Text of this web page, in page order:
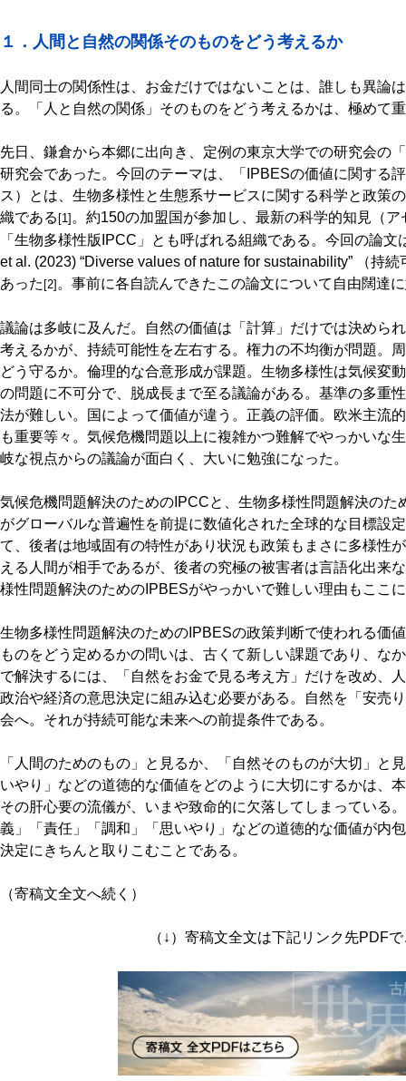
１．人間と自然の関係そのものをどう考えるか
人間同士の関係性は、お金だけではないことは、誰しも異論
る。「人と自然の関係」そのものをどう考えるかは、極めて
先日、鎌倉から本郷に出向き、定例の東京大学での研究会の
研究会であった。今回のテーマは、「IPBESの価値に関する
ス）とは、生物多様性と生態系サービスに関する科学と政策
織である [1] 。約150の加盟国が参加し、最新の科学的知見（
「生物多様性版IPCC」とも呼ばれる組織である。今回の論
et al. (2023) “Diverse values of nature for sustainability” （持
あった [2] 。事前に各自読んできたこの論文について自由闊達
議論は多岐に及んだ。自然の価値は「計算」だけでは決めら
考えるかが、持続可能性を左右する。権力の不均衡が問題。
どう守るか。倫理的な合意形成が課題。生物多様性は気候変
の問題に不可分で、脱成長まで至る議論がある。基準の多重
法が難しい。国によって価値が違う。正義の評価。欧米主流
も重要等々。気候危機問題以上に複雑かつ難解でやっかいな
岐な視点からの議論が面白く、大いに勉強になった。
気候危機問題解決のためのIPCCと、生物多様性問題解決の
がグローバルな普遍性を前提に数値化された全球的な目標設
て、後者は地域固有の特性があり状況も政策もまさに多様性
える人間が相手であるが、後者の究極の被害者は言語化出来
様性問題解決のためのIPBESがやっかいで難しい理由もここ
生物多様性問題解決のためのIPBESの政策判断で使われる価
ものをどう定めるかの問いは、古くて新しい課題であり、な
で解決するには、「自然をお金で見る考え方」だけを改め、
政治や経済の意思決定に組み込む必要がある。自然を「安売
会へ。それが持続可能な未来への前提条件である。
「人間のためのもの」と見るか、「自然そのものが大切」と
いやり」などの道徳的な価値をどのように大切にするかは、
その肝心要の流儀が、いまや致命的に欠落してしまっている
義」「責任」「調和」「思いやり」などの道徳的な価値が内
決定にきちんと取りこむことである。
（寄稿文全文へ続く）
（↓）寄稿文全文は下記リンク先PDF